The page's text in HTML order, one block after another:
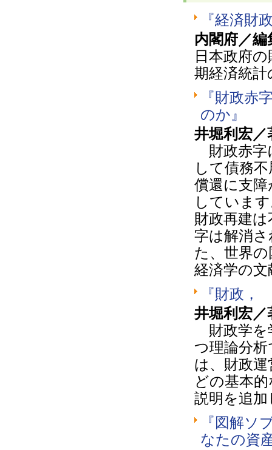
『経済財
内閣府／
日本政府
期経済統
『財政
のか』
井堀利宏
財政赤字
して債務
償還に支
していま
財政再建
字は解消
た、世界
経済学の
『財政，
井堀利宏
財政学を
つ理論分
は、財政
どの基本
説明を追
『図解
なたの資